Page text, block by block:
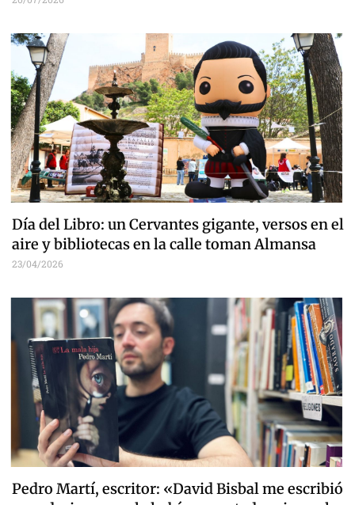
Día del Libro: un Cervantes gigante, versos en el
aire y bibliotecas en la calle toman Almansa
23/04/2026
Pedro Martí, escritor: «David Bisbal me escribió